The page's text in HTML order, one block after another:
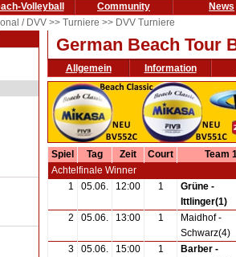
Volleyball Community News
/ DVV >> Turniere >> DVV Turniere
German Beach Tour
Allgemein Information
Spiel Tag Zeit Court Team
Achtelfinale Winner
1
05.06. 12:00 1
Grüne -
Ittlinger(1)
2 05.06. 13:00 1
Maidhof -
Schwarz(4)
3
05.06. 15:00 1
Barber -